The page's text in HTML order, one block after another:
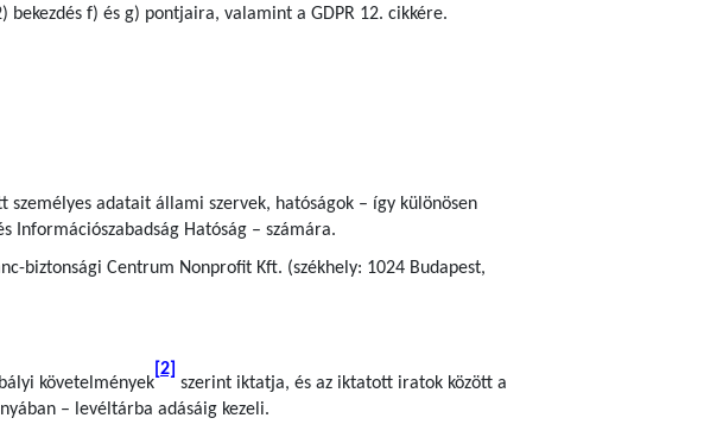
f) és g) pontjaira, valamint a GDPR 12. cikkére.
adatait állami szervek, hatóságok – így különösen
Információszabadság Hatóság – számára.
biztonsági Centrum Nonprofit Kft. (székhely: 1024 Budapest,
követelmények
[2]
szerint iktatja, és az iktatott iratok között a
– levéltárba adásáig kezeli.